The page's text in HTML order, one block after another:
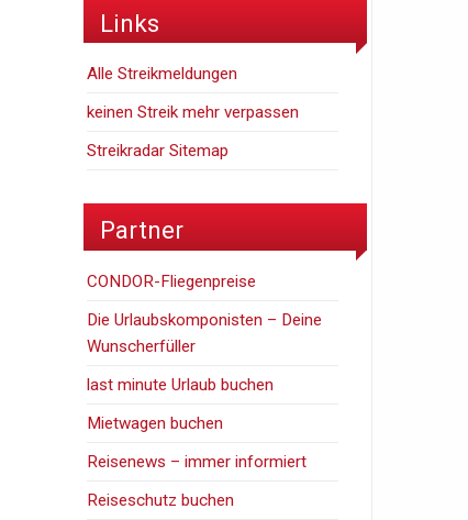
Links
Alle Streikmeldungen
keinen Streik mehr verpassen
Streikradar Sitemap
Partner
CONDOR-Fliegenpreise
Die Urlaubskomponisten – Deine
Wunscherfüller
last minute Urlaub buchen
Mietwagen buchen
Reisenews – immer informiert
Reiseschutz buchen